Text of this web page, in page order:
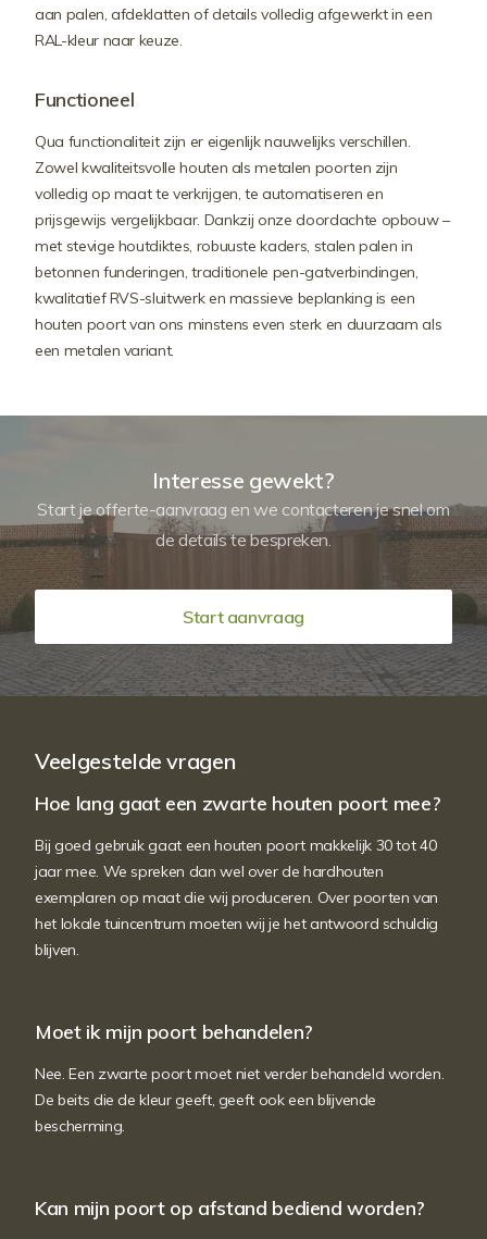
aan palen, afdeklatten of details volledig afgewerkt in een
RAL-kleur naar keuze.
Functioneel
Qua functionaliteit zijn er eigenlijk nauwelijks verschillen.
Zowel kwaliteitsvolle houten als metalen poorten zijn
volledig op maat te verkrijgen, te automatiseren en
prijsgewijs vergelijkbaar. Dankzij onze doordachte opbouw –
met stevige houtdiktes, robuuste kaders, stalen palen in
betonnen funderingen, traditionele pen-gatverbindingen,
kwalitatief RVS-sluitwerk en massieve beplanking is een
houten poort van ons minstens even sterk en duurzaam als
een metalen variant.
Interesse gewekt?
Start je offerte-aanvraag en we contacteren je snel om
de details te bespreken.
Start aanvraag
Veelgestelde vragen
Hoe lang gaat een zwarte houten poort mee?
Bij goed gebruik gaat een houten poort makkelijk 30 tot 40
jaar mee. We spreken dan wel over de hardhouten
exemplaren op maat die wij produceren. Over poorten van
het lokale tuincentrum moeten wij je het antwoord schuldig
blijven.
Moet ik mijn poort behandelen?
Nee. Een zwarte poort moet niet verder behandeld worden.
De beits die de kleur geeft, geeft ook een blijvende
bescherming.
Kan mijn poort op afstand bediend worden?